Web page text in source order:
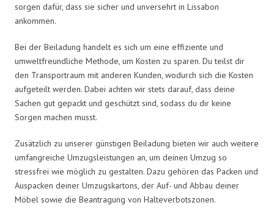
sorgen dafür, dass sie sicher und unversehrt in Lissabon
ankommen.
Bei der Beiladung handelt es sich um eine effiziente und
umweltfreundliche Methode, um Kosten zu sparen. Du teilst dir
den Transportraum mit anderen Kunden, wodurch sich die Kosten
aufgeteilt werden. Dabei achten wir stets darauf, dass deine
Sachen gut gepackt und geschützt sind, sodass du dir keine
Sorgen machen musst.
Zusätzlich zu unserer günstigen Beiladung bieten wir auch weitere
umfangreiche Umzugsleistungen an, um deinen Umzug so
stressfrei wie möglich zu gestalten. Dazu gehören das Packen und
Auspacken deiner Umzugskartons, der Auf- und Abbau deiner
Möbel sowie die Beantragung von Halteverbotszonen.